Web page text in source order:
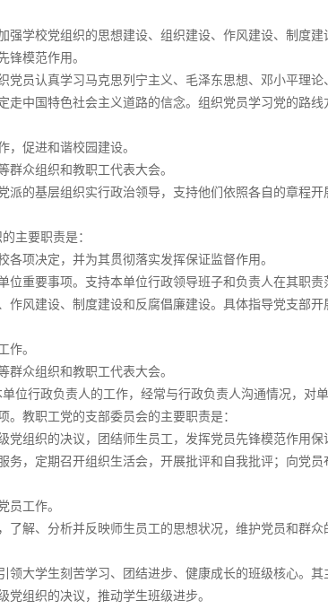
强学校党组织的思想建设、组织建设、作风建设、制度
锋模范作用。
党员认真学习马克思列宁主义、毛泽东思想、邓小平理
走中国特色社会主义道路的信念。组织党员学习党的路
，促进和谐校园建设。
群众组织和教职工代表大会。
派的基层组织实行政治领导，支持他们依照各自的章程
主要职责是：
各项决定，并为其贯彻落实发挥保证监督作用。
位重要事项。支持本单位行政领导班子和负责人在其职责
作风建设、制度建设和反腐倡廉建设。具体指导党支部开
作。
群众组织和教职工代表大会。
位行政负责人的工作，经常与行政负责人沟通情况，对
教职工党的支部委员会的主要职责是：
党组织的决议，团结师生员工，发挥党员先锋模范作用保
务，定期召开组织生活会，开展批评和自我批评；向党
员工作。
了解、分析并反映师生员工的思想状况，维护党员和群
大学生刻苦学习、团结进步、健康成长的班级核心。其
党组织的决议，推动学生班级进步。